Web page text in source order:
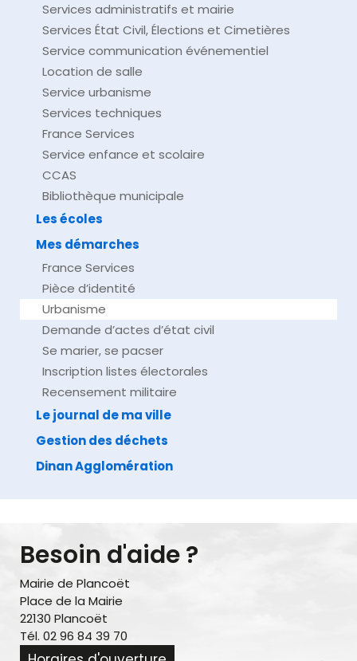
Services administratifs et mairie
Services État Civil, Élections et Cimetières
Service communication événementiel
Location de salle
Service urbanisme
Services techniques
France Services
Service enfance et scolaire
CCAS
Bibliothèque municipale
Les écoles
Mes démarches
France Services
Pièce d’identité
Urbanisme
Demande d’actes d’état civil
Se marier, se pacser
Inscription listes électorales
Recensement militaire
Le journal de ma ville
Gestion des déchets
Dinan Agglomération
Besoin d'aide ?
Mairie de Plancoët
Place de la Mairie
22130 Plancoët
Tél. 02 96 84 39 70